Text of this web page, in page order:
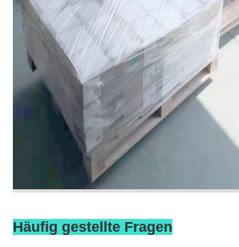
Häufig gestellte Fragen